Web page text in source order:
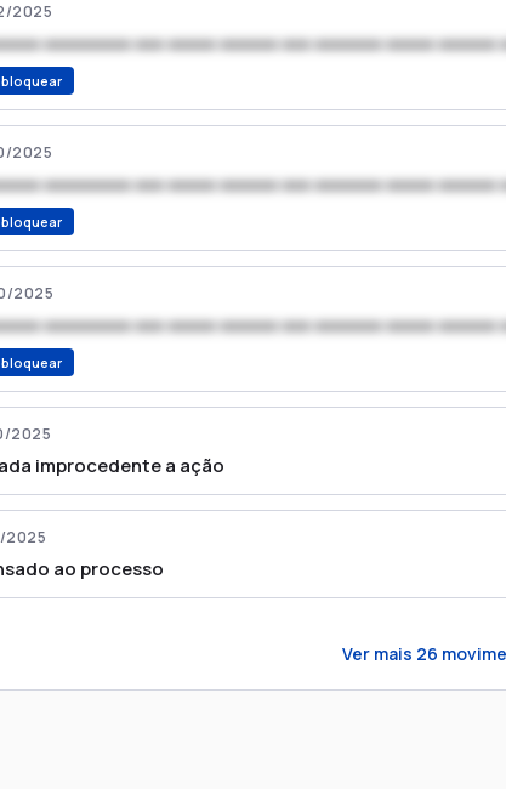
2025
xxxxxxxxx xxx xxxxx xxxxxx xxx xxxxxxx xxxxx xxxxxx
2025
xxxxxxxxx xxx xxxxx xxxxxx xxx xxxxxxx xxxxx xxxxxx
2025
xxxxxxxxx xxx xxxxx xxxxxx xxx xxxxxxx xxxxx xxxxxx
2025
improcedente a ação
2025
ao processo
Ver mais 26